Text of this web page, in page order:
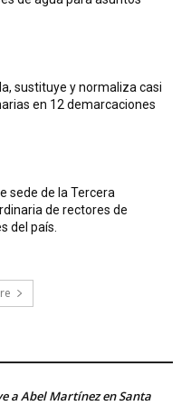
sustituye y normaliza casi
en 12 demarcaciones
sede de la Tercera
de rectores de
del país.
a Abel Martínez en Santa